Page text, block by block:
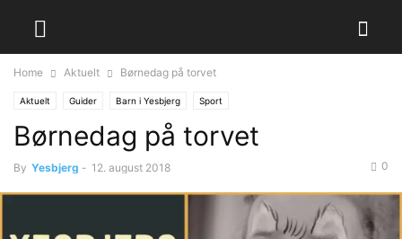
Home Aktuelt Børnedag på torvet
Aktuelt Guider Barn i Yesbjerg Sport
Børnedag på torvet
By Yesbjerg - 12. august 2018 0